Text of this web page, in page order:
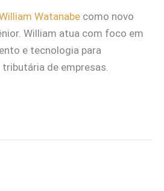
Watanabe como novo
William atua com foco em
e tecnologia para
de empresas.